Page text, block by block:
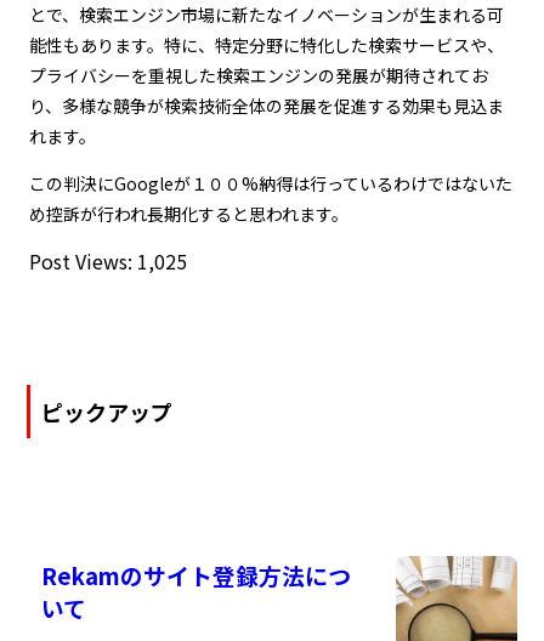
とで、検索エンジン市場に新たなイノベーションが生まれる可
能性もあります。特に、特定分野に特化した検索サービスや、
プライバシーを重視した検索エンジンの発展が期待されてお
り、多様な競争が検索技術全体の発展を促進する効果も見込ま
れます。
この判決にGoogleが１００%納得は行っているわけではないた
め控訴が行われ長期化すると思われます。
Post Views: 1,025
ピックアップ
Rekamのサイト登録方法につ
いて